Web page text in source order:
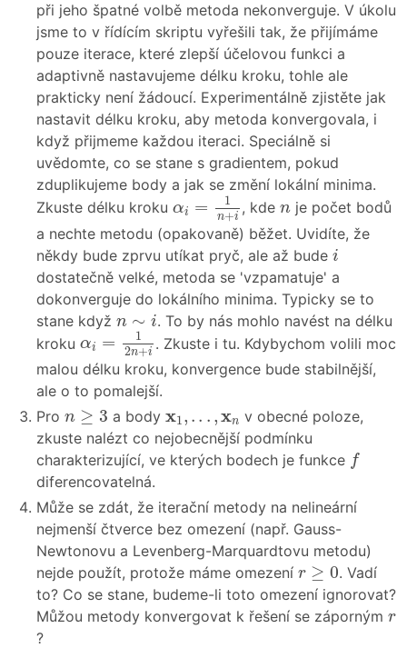
při jeho špatné volbě metoda nekonverguje. V úkolu
jsme to v řídícím skriptu vyřešili tak, že přijímáme
pouze iterace, které zlepší účelovou funkci a
adaptivně nastavujeme délku kroku, tohle ale
prakticky není žádoucí. Experimentálně zjistěte jak
nastavit délku kroku, aby metoda konvergovala, i
když přijmeme každou iteraci. Speciálně si
uvědomte, co se stane s gradientem, pokud
zduplikujeme body a jak se změní lokální minima.
Zkuste délku kroku αi = 1
n+i
αi=1 n+i , kden
n je počet bodů
a nechte metodu (opakovaně) běžet. Uvidíte, že
někdy bude zprvu utíkat pryč, ale až bude i
i
dostatečně velké, metoda se 'vzpamatuje' a
dokonverguje do lokálního minima. Typicky se to
stane když n ∼ i
n
. To by nás mohlo navést na délku
kroku αi =
1
2n+i
αi=1 2 n+ i. Zkuste i tu. Kdybychom volili moc
malou délku kroku, konvergence bude stabilnější,
ale o to pomalejší.
Pro n ≥ 3
n ≥3 a body x1, . . . ,xn
x1 n
v obecné poloze,
zkuste nalézt co nejobecnější podmínku
charakterizující, ve kterých bodech je funkce f
f
diferencovatelná.
Může se zdát, že iterační metody na nelineární
nejmenší čtverce bez omezení (např. Gauss-
Newtonovu a Levenberg-Marquardtovu metodu)
nejde použít, protože máme omezení r ≥ 0
r≥0
. Vadí
to? Co se stane, budeme-li toto omezení ignorovat?
Můžou metody konvergovat k řešení se záporným r
r
?